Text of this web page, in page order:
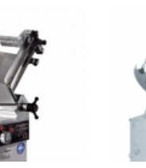
380V, 750W×
Capacit
60 slices/min(60
Demension 780
Diameter of Kni
0.1~25㎜
㎏ 자료 출처 :
용온
Q
V,
A
es/
nsion
eter